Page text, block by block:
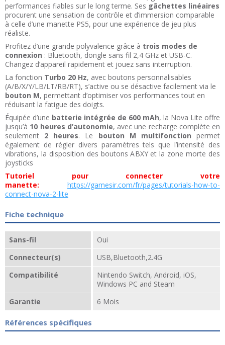
performances fiables sur le long terme. Ses gâchettes linéaires
procurent une sensation de contrôle et d’immersion comparable
à celle d’une manette PS5, pour une expérience de jeu plus
réaliste.
Profitez d’une grande polyvalence grâce à trois modes de
connexion : Bluetooth, dongle sans fil 2,4 GHz et USB-C.
Changez d’appareil rapidement et jouez sans interruption.
La fonction Turbo 20 Hz, avec boutons personnalisables
(A/B/X/Y/LB/LT/RB/RT), s’active ou se désactive facilement via le
bouton M, permettant d’optimiser vos performances tout en
réduisant la fatigue des doigts.
Équipée d’une batterie intégrée de 600 mAh, la Nova Lite offre
jusqu’à 10 heures d’autonomie, avec une recharge complète en
seulement 2 heures. Le bouton M multifonction permet
également de régler divers paramètres tels que l’intensité des
vibrations, la disposition des boutons ABXY et la zone morte des
joysticks
Tutoriel pour connecter votre
manette:
https://gamesir.com/fr/pages/tutorials-how-to-
connect-nova-2-lite
Fiche technique
Sans-fil
Oui
Connecteur(s)
USB,Bluetooth,2.4G
Compatibilité
Nintendo Switch, Android, iOS,
Windows PC and Steam
Garantie
6 Mois
Références spécifiques